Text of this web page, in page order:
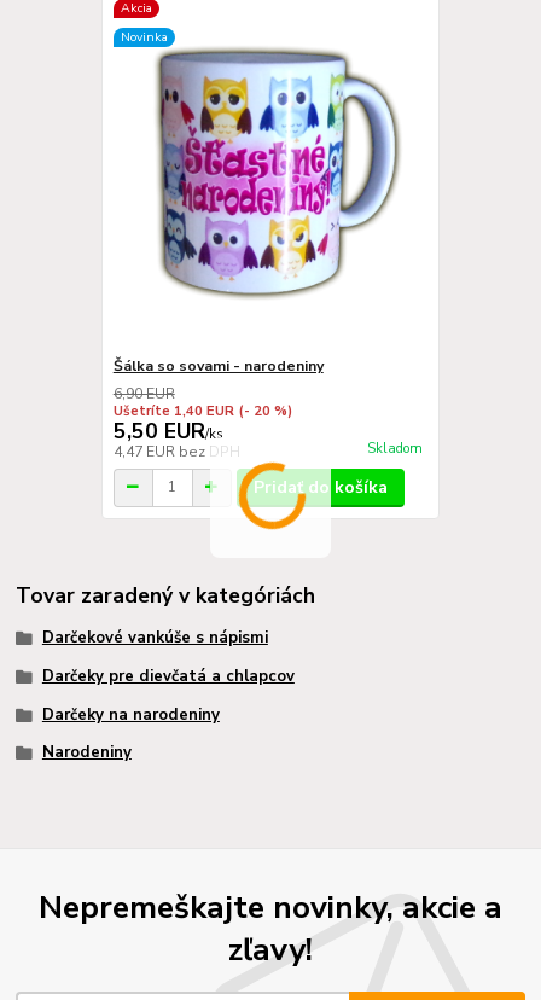
Akcia
Novinka
Šálka so sovami - narodeniny
6,90 EUR
Ušetríte 1,40 EUR (- 20 %)
5,50 EUR/ks
4,47 EUR bez DPH Skladom
Pridať do košíka
Tovar zaradený v kategóriách
Darčekové vankúše s nápismi
Darčeky pre dievčatá a chlapcov
Darčeky na narodeniny
Narodeniny
Nepremeškajte novinky, akcie a
zľavy!